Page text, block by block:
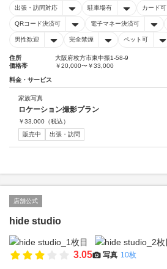
出張・訪問対応 駐車場有 カード可
QRコード決済可 電子マネー決済可
男性歓迎 完全禁煙 ペット可
住所
大阪府枚方市東中振1-58-9
価格帯
￥20,000〜￥33,000
料金・サービス
家族写真
ロケーション撮影プラン
￥33,000 （税込）
販売中
出張・訪問
店舗公式
hide studio
3.05 写真 10枚